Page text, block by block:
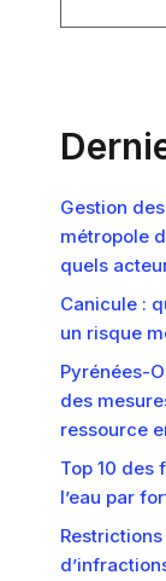
Gestion
métropole
quels
Canicule :
un risque
Pyrénées-
des
ressource
Top 10 des
l’eau par
Restrictions